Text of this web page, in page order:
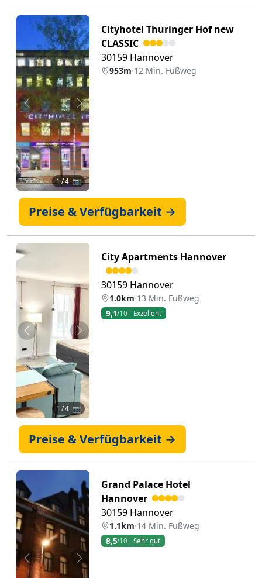
Zurück Weiter
1/ 4 📷
Cityhotel Thuringer Hof new
CLASSIC
30159 Hannover
953m·12 Min. Fußweg
Preise & Verfügbarkeit →
Zurück Weiter
1 / 4 📷
City Apartments Hannover
30159 Hannover
1.0km·13 Min. Fußweg
9,1/10 Exzellent
Preise & Verfügbarkeit →
Zurück Weiter
Grand Palace Hotel
Hannover
30159 Hannover
1.1km·14 Min. Fußweg
8,5/10 Sehr gut